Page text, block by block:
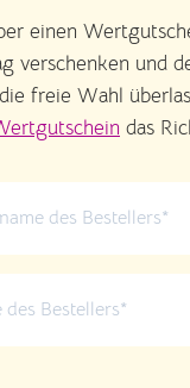
einen
verschenken und
freie Wahl
das